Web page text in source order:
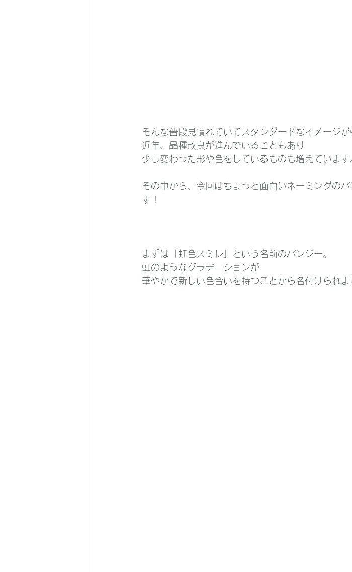
そんな普段見慣れていてスタンダードなイメージが
近年、品種改良が進んでいることもあり
少し変わった形や色をしているものも増えています
その中から、今回はちょっと面白いネーミングの
す！
まずは「虹色スミレ」という名前のパンジー。
虹のようなグラデーションが
華やかで新しい色合いを持つことから名付けられま